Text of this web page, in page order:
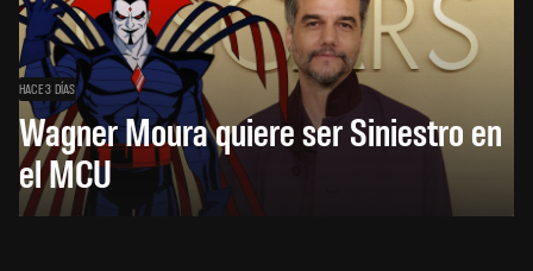
HACE 3 DÍAS
Wagner Moura quiere ser Siniestro en
el MCU